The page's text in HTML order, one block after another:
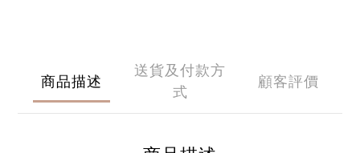
商品描述
送貨及付款方
式
顧客評價